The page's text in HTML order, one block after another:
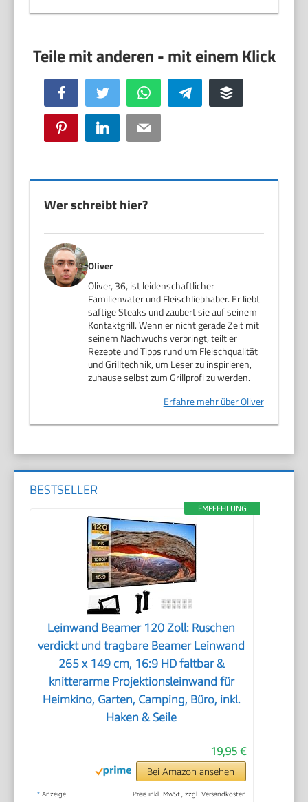
Facebook Twitter WhatsApp Telegram Buffer
Pinterest LinkedIn Email
Wer schreibt hier?
Oliver
Oliver, 36, ist leidenschaftlicher
Familienvater und Fleischliebhaber. Er liebt
saftige Steaks und zaubert sie auf seinem
Kontaktgrill. Wenn er nicht gerade Zeit mit
seinem Nachwuchs verbringt, teilt er
Rezepte und Tipps rund um Fleischqualität
und Grilltechnik, um Leser zu inspirieren,
zuhause selbst zum Grillprofi zu werden.
Erfahre mehr über Oliver
BESTSELLER
EMPFEHLUNG
Leinwand Beamer 120 Zoll: Ruschen
verdickt und tragbare Beamer Leinwand
265 x 149 cm, 16:9 HD faltbar &
knitterarme Projektionsleinwand für
Heimkino, Garten, Camping, Büro, inkl.
Haken & Seile
19,95 €
Bei Amazon ansehen
* Anzeige Preis inkl. MwSt., zzgl. Versandkosten